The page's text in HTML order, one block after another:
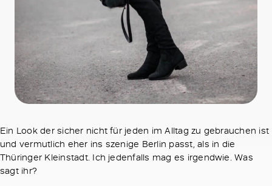
Ein Look der sicher nicht für jeden im Alltag zu gebrauchen ist
und vermutlich eher ins szenige Berlin passt, als in die
Thüringer Kleinstadt. Ich jedenfalls mag es irgendwie. Was
sagt ihr?